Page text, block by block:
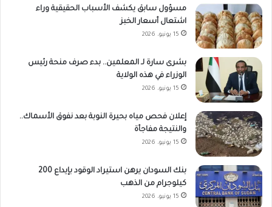
مسؤول سابق يكشف الأسباب الحقيقية وراء
اشتعال أسعار الخبز
15 يونيو، 2026
بشرى سارة لـ المعلمين.. بدء صرف منحة رئيس
الوزراء في هذه الولاية
15 يونيو، 2026
إعلان فحص مياه بحيرة النوبة بعد نفوق الأسماك..
والنتيجة مفاجأة
15 يونيو، 2026
بنك السودان يرهن استيراد الوقود بإيداع 200
كيلوجرام من الذهب
15 يونيو، 2026